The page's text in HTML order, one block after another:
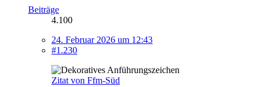
Beiträge
4.100
24. Februar 2026 um 12:43
#1.230
Zitat von Ffm-Süd